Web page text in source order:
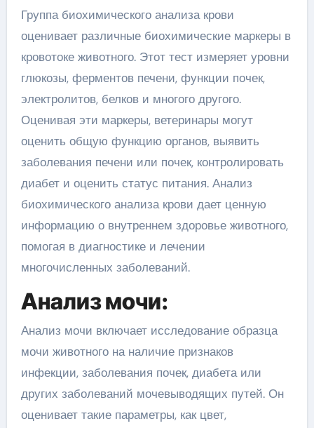
Группа биохимического анализа крови
оценивает различные биохимические маркеры в
кровотоке животного. Этот тест измеряет уровни
глюкозы, ферментов печени, функции почек,
электролитов, белков и многого другого.
Оценивая эти маркеры, ветеринары могут
оценить общую функцию органов, выявить
заболевания печени или почек, контролировать
диабет и оценить статус питания. Анализ
биохимического анализа крови дает ценную
информацию о внутреннем здоровье животного,
помогая в диагностике и лечении
многочисленных заболеваний.
Анализ мочи:
Анализ мочи включает исследование образца
мочи животного на наличие признаков
инфекции, заболевания почек, диабета или
других заболеваний мочевыводящих путей. Он
оценивает такие параметры, как цвет,